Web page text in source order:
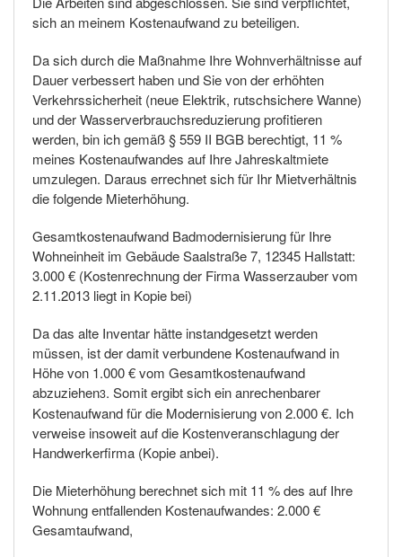
sich an meinem Kostenaufwand zu beteiligen.
Da sich durch die Maßnahme Ihre Wohnverhältnisse auf
Dauer verbessert haben und Sie von der erhöhten
Verkehrssicherheit (neue Elektrik, rutschsichere Wanne)
und der Wasserverbrauchsreduzierung profitieren
werden, bin ich gemäß § 559 II BGB berechtigt, 11 %
meines Kostenaufwandes auf Ihre Jahreskaltmiete
umzulegen. Daraus errechnet sich für Ihr Mietverhältnis
die folgende Mieterhöhung.
Gesamtkostenaufwand Badmodernisierung für Ihre
Wohneinheit im Gebäude Saalstraße 7, 12345 Hallstatt:
3.000 € (Kostenrechnung der Firma Wasserzauber vom
2.11.2013 liegt in Kopie bei)
Da das alte Inventar hätte instandgesetzt werden
müssen, ist der damit verbundene Kostenaufwand in
Höhe von 1.000 € vom Gesamtkostenaufwand
abzuziehen3. Somit ergibt sich ein anrechenbarer
Kostenaufwand für die Modernisierung von 2.000 €. Ich
verweise insoweit auf die Kostenveranschlagung der
Handwerkerfirma (Kopie anbei).
Die Mieterhöhung berechnet sich mit 11 % des auf Ihre
Wohnung entfallenden Kostenaufwandes: 2.000 €
Gesamtaufwand,